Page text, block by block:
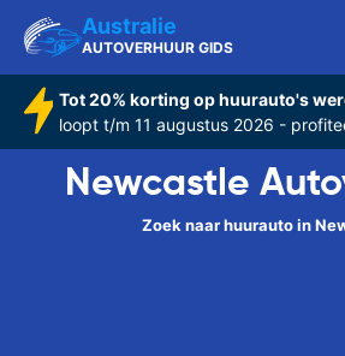
Australie
AUTOVERHUUR GIDS
Tot 20% korting op huurauto's
loopt t/m 11 augustus 2026 -
Newcastle
Zoek naar huurauto in